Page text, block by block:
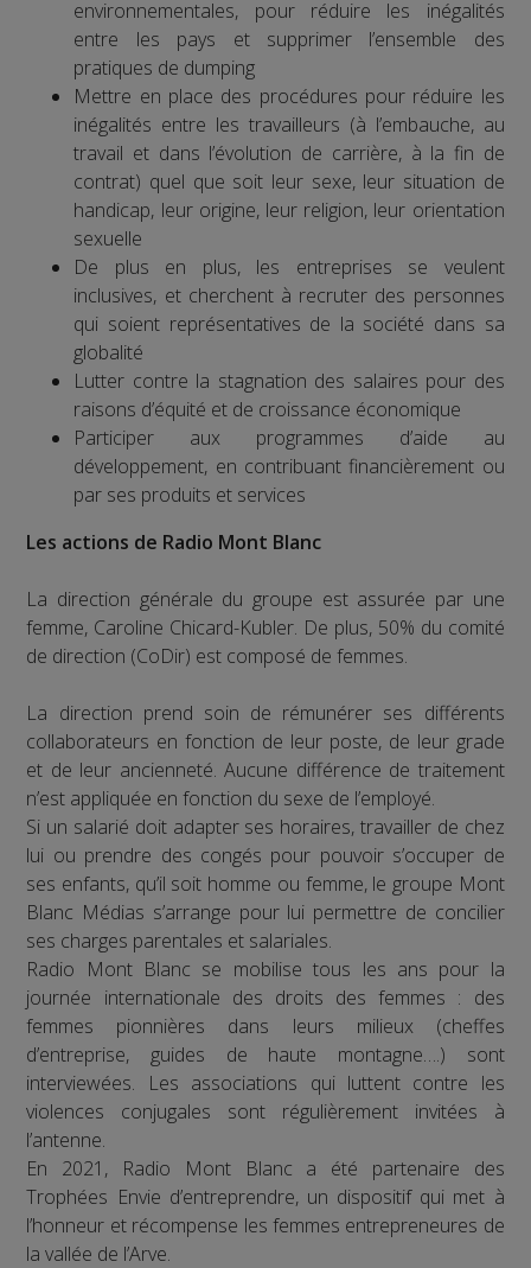
environnementales, pour réduire les inégalités
entre les pays et supprimer l’ensemble des
pratiques de dumping
Mettre en place des procédures pour réduire les
inégalités entre les travailleurs (à l’embauche, au
travail et dans l’évolution de carrière, à la fin de
contrat) quel que soit leur sexe, leur situation de
handicap, leur origine, leur religion, leur orientation
sexuelle
De plus en plus, les entreprises se veulent
inclusives, et cherchent à recruter des personnes
qui soient représentatives de la société dans sa
globalité
Lutter contre la stagnation des salaires pour des
raisons d’équité et de croissance économique
Participer aux programmes d’aide au
développement, en contribuant financièrement ou
par ses produits et services
Les actions de Radio Mont Blanc
La direction générale du groupe est assurée par une
femme, Caroline Chicard-Kubler. De plus, 50% du comité
de direction (CoDir) est composé de femmes.
La direction prend soin de rémunérer ses différents
collaborateurs en fonction de leur poste, de leur grade
et de leur ancienneté. Aucune différence de traitement
n’est appliquée en fonction du sexe de l’employé.
Si un salarié doit adapter ses horaires, travailler de chez
lui ou prendre des congés pour pouvoir s’occuper de
ses enfants, qu’il soit homme ou femme, le groupe Mont
Blanc Médias s’arrange pour lui permettre de concilier
ses charges parentales et salariales.
Radio Mont Blanc se mobilise tous les ans pour la
journée internationale des droits des femmes : des
femmes pionnières dans leurs milieux (cheffes
d’entreprise, guides de haute montagne….) sont
interviewées. Les associations qui luttent contre les
violences conjugales sont régulièrement invitées à
l’antenne.
En 2021, Radio Mont Blanc a été partenaire des
Trophées Envie d’entreprendre, un dispositif qui met à
l’honneur et récompense les femmes entrepreneures de
la vallée de l’Arve.